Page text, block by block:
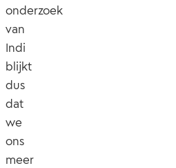
onderzoek
van
Indi
blijkt
dus
dat
we
ons
meer